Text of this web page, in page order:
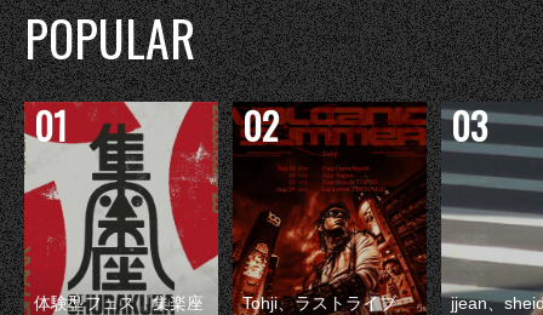
POPULAR
体験型フェス『集楽座
Tohji、ラストライブ
jjean、